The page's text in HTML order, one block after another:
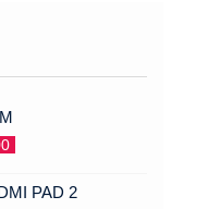
actual
PAD 2